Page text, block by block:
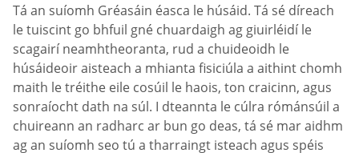
Tá an suíomh Gréasáin éasca le húsáid. Tá sé díreach
le tuiscint go bhfuil gné chuardaigh ag giuirléidí le
scagairí neamhtheoranta, rud a chuideoidh le
húsáideoir aisteach a mhianta fisiciúla a aithint chomh
maith le tréithe eile cosúil le haois, ton craicinn, agus
sonraíocht dath na súl. I dteannta le cúlra rómánsúil a
chuireann an radharc ar bun go deas, tá sé mar aidhm
ag an suíomh seo tú a tharraingt isteach agus spéis